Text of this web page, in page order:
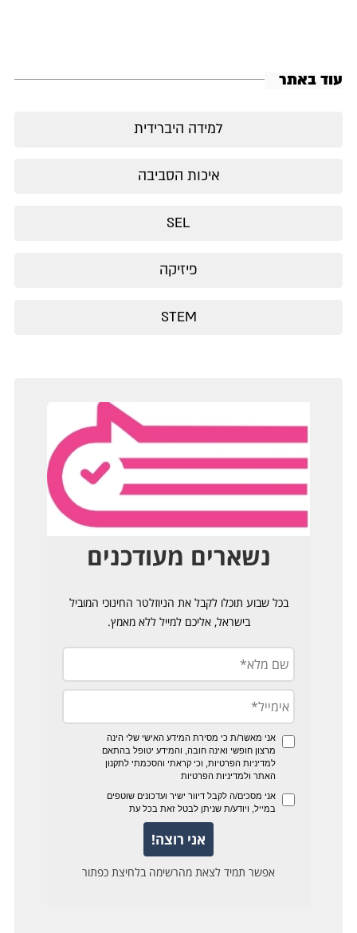
עוד באתר
למידה היברידית
איכות הסביבה
SEL
פיזיקה
STEM